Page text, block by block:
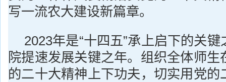
写一流农大建设新篇章。
2023年是“十四五”承上启下的关
院提速发展关键之年。组织全体师生
的二十大精神上下功夫，切实用党的